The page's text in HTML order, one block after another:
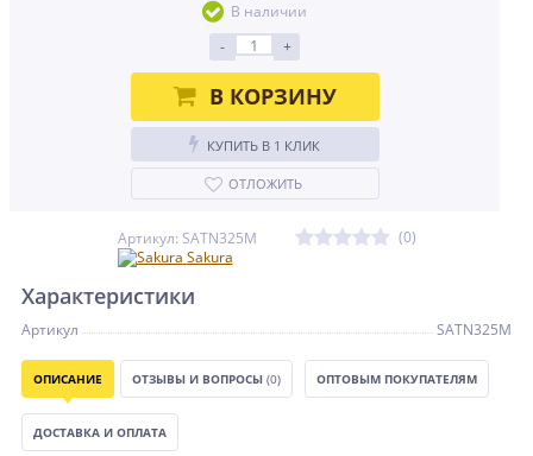
В наличии
-
+
В КОРЗИНУ
КУПИТЬ В 1 КЛИК
ОТЛОЖИТЬ
Артикул: SATN325M
(0)
Sakura
Характеристики
Артикул SATN325M
ОПИСАНИЕ ОТЗЫВЫ И ВОПРОСЫ (0) ОПТОВЫМ ПОКУПАТЕЛЯМ
ДОСТАВКА И ОПЛАТА